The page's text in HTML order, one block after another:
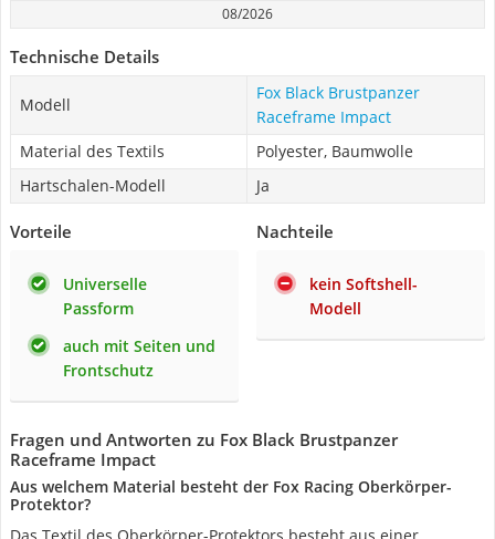
08/2026
Technische Details
Modell
Fox Black Brustpanzer
Raceframe Impact
Material des Textils
Polyester, Baumwolle
Hartschalen-Modell
Ja
Vorteile
Universelle
Passform
auch mit Seiten und
Frontschutz
Nachteile
kein Softshell-
Modell
Fragen und Antworten zu Fox Black Brustpanzer
Raceframe Impact
Aus welchem Material besteht der Fox Racing Oberkörper-
Protektor?